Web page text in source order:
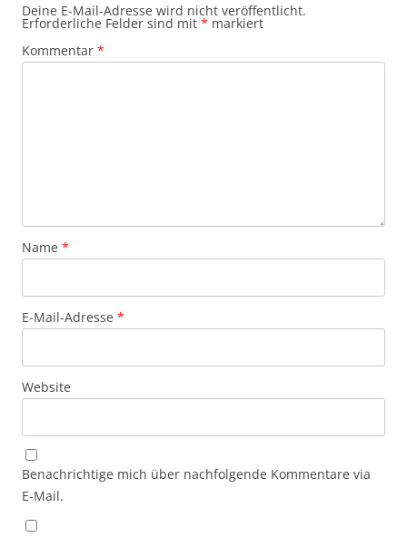
Deine E-Mail-Adresse wird nicht veröffentlicht.
Erforderliche Felder sind mit * markiert
Kommentar *
Name *
E-Mail-Adresse *
Website
Benachrichtige mich über nachfolgende Kommentare via
E-Mail.